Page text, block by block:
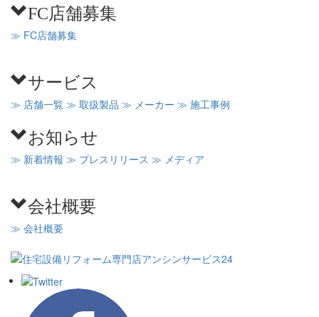
FC店舗募集
≫ FC店舗募集
サービス
≫ 店舗一覧 ≫ 取扱製品 ≫ メーカー ≫ 施工事例
お知らせ
≫ 新着情報 ≫ プレスリリース ≫ メディア
会社概要
≫ 会社概要